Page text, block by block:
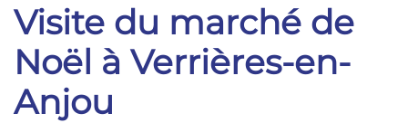
Visite du marché de
Noël à Verrières-en-
Anjou